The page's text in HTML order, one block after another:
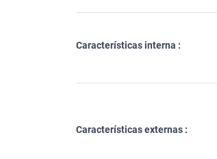
Características interna :
Características externas :